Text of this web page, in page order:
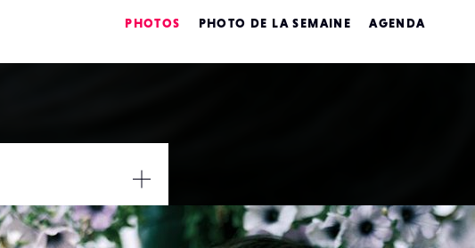
PHOTOS PHOTO DE LA SEMAINE AGENDA
/
Fermer